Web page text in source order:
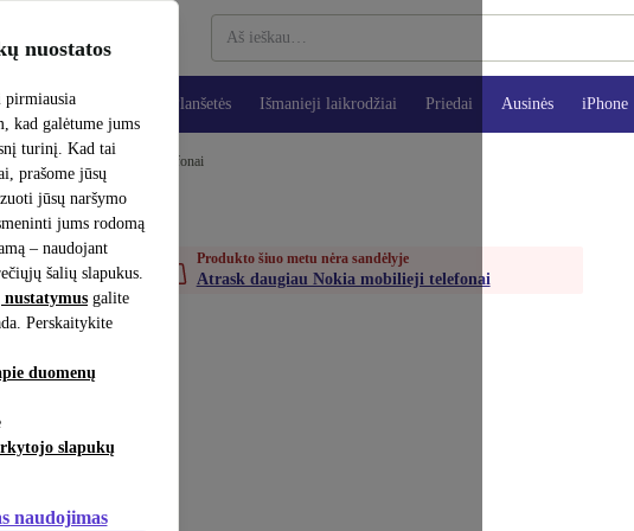
nuostatos
pirmiausia
kad galėtume jums
turinį. Kad tai
prašome jūsų
jūsų naršymo
jums rodomą
– naudojant
šalių slapukus.
nustatymus galite
Perskaitykite
duomenų
slapukų
naudojimas
kompiuteriai Planšetės Išmanieji laikrodžiai Priedai Ausinės iPhone
Nokia mobilieji telefonai
Produkto šiuo metu nėra sandėlyje
Atrask daugiau Nokia mobilieji telefonai